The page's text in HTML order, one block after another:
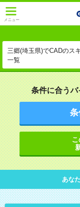
メニュー
三郷(埼玉県)でCADのス
一覧
条件に合うバ
あな